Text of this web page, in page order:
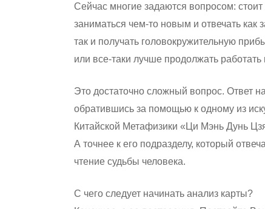
Hit enter to search or ESC to close
Сейчас многие задаются вопросом: стоит
заниматься чем-то новым и отвечать как
так и получать головокружительную
или все-таки лучше продолжать
Это достаточно сложный вопрос. Ответ
обратившись за помощью к одному из
Китайской Метафизики «Ци Мэнь Дунь
А точнее к его подразделу, который
чтение судьбы человека.
С чего следует начинать анализ карты?